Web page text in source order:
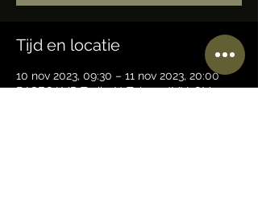
Tijd en locatie
10 nov 2023, 09:30 – 11 nov 2023, 20:00
BASECAMP Trails-N-Tales, 7JMV+QM